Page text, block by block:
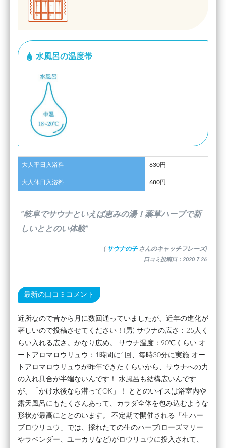
水風呂の温度帯
大人平日入浴料 630円
大人休日入浴料 680円
”岐阜でサウナといえば恵みの湯！薬草ハーブで新
しいととのい体験”
( サウナの子 さんのキャッチフレーズ)
口コミ投稿日：2020.7.26
最新の口コミコメント
近所なので昔から月に数回通っていましたが、近年の進化が
著しいので投稿させてください！(男) サウナの広さ：25人く
らい入れる広さ。かなり広め。 サウナ温度：90℃くらい オ
ートアロマロウリュウ：1時間に1回、毎時30分に実施 オー
トアロマロウリュウが昨年できたくらいから、サウナへの力
の入れ具合が半端ないんです！ 水風呂も結構広いんです
が、「かけ水後なら潜ってOK」！ ととのいイスは浴室内や
露天風呂にもたくさんあって、カラダ全体を包み込むような
形状が最高にととのいます。 不定期で開催される「生ハー
ブロウリュウ」では、採れたての生のハーブ(ローズマリー
やラベンダー、ユーカリなど)がロウリュウに投入されて、